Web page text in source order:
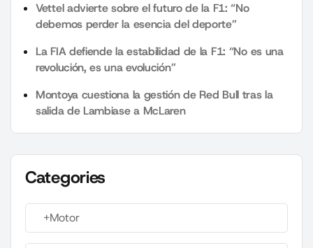
Vettel advierte sobre el futuro de la F1: “No
debemos perder la esencia del deporte”
La FIA defiende la estabilidad de la F1: “No es una
revolución, es una evolución”
Montoya cuestiona la gestión de Red Bull tras la
salida de Lambiase a McLaren
Categories
+Motor